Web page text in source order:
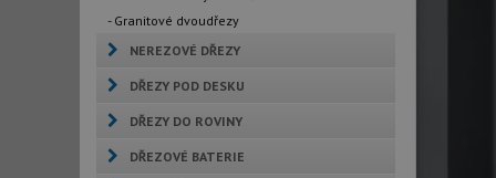
- Granitové dvoudřezy
NEREZOVÉ DŘEZY
DŘEZY POD DESKU
DŘEZY DO ROVINY
DŘEZOVÉ BATERIE